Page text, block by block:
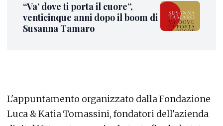
“Va’ dove ti porta il cuore”,
venticinque anni dopo il boom di
Susanna Tamaro
L'appuntamento organizzato dalla Fondazione
Luca & Katia Tomassini, fondatori dell'azienda